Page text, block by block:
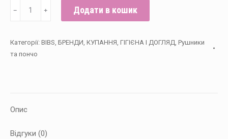
Рушник
капюшоном
Sage
кількість
﹣ ﹢ Додати в кошик
Категорії: BIBS, БРЕНДИ, КУПАННЯ, ГІГІЄНА І ДОГЛЯД, Рушники
та пончо
Опис
Відгуки (0)